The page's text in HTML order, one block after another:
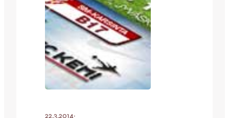
22.3.2014·